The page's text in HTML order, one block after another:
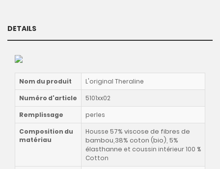
DETAILS
Nom du produit
L'original Theraline
Numéro d'article
5101xx02
Remplissage
perles
Composition du
matériau
Housse 57% viscose de fibres de
bambou,38% coton (bio), 5%
élasthanne et coussin intérieur 100 %
Cotton